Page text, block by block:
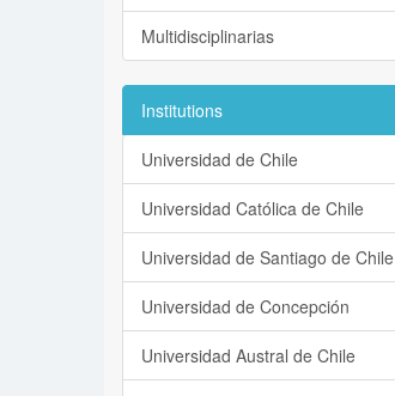
Multidisciplinarias
Institutions
Universidad de Chile
Universidad Católica de Chile
Universidad de Santiago de Chile
Universidad de Concepción
Universidad Austral de Chile